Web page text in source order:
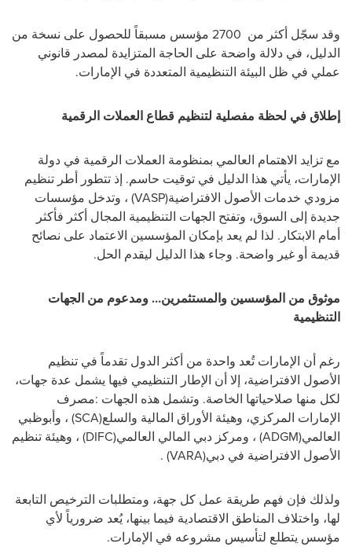
وقد سجّل أكثر من 2700 مؤسس مسبقاً للحصول على نسخة من
الدليل، في دلالة واضحة على الحاجة المتزايدة لمصدر قانوني
عملي في ظل البيئة التنظيمية المتعددة في الإمارات.
إطلاق في لحظة مفصلية لتنظيم قطاع العملات الرقمية
مع تزايد الاهتمام العالمي بمنظومة العملات الرقمية في دولة
الإمارات، يأتي هذا الدليل في توقيت حاسم. إذ تتطور أطر تنظيم
مزودي خدمات الأصول الافتراضية(VASP) ، وتدخل مؤسسات
جديدة إلى السوق، وتفتح الجهات التنظيمية المجال أكثر فأكثر
أمام الابتكار. لذا لم يعد بإمكان المؤسسين الاعتماد على نصائح
قديمة أو غير واضحة. وجاء هذا الدليل ليقدم الحل.
موثوق من المؤسسين والمستثمرين… ومدعوم من الجهات
التنظيمية
رغم أن الإمارات تُعد واحدة من أكثر الدول تقدماً في تنظيم
الأصول الافتراضية، إلا أن الإطار التنظيمي فيها يشمل عدة جهات،
لكل منها صلاحياتها الخاصة. وتشمل هذه الجهات :مصرف
الإمارات المركزي، وهيئة الأوراق المالية والسلع(SCA) ، وأبوظبي
العالمي(ADGM) ، ومركز دبي المالي العالمي(DIFC) ، وهيئة تنظيم
الأصول الافتراضية في دبي(VARA)
.
ولذلك فإن فهم طريقة عمل كل جهة، ومتطلبات الترخيص التابعة
لها، واختلاف المناطق الاقتصادية فيما بينها، يُعد ضرورياً لأي
مؤسس يتطلع لتأسيس مشروعه في الإمارات.